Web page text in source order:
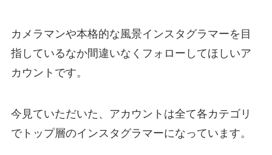
カメラマンや本格的な風景インスタグラマーを目
指しているなか間違いなくフォローしてほしいア
カウントです。
今見ていただいた、アカウントは全て各カテゴリ
でトップ層のインスタグラマーになっています。